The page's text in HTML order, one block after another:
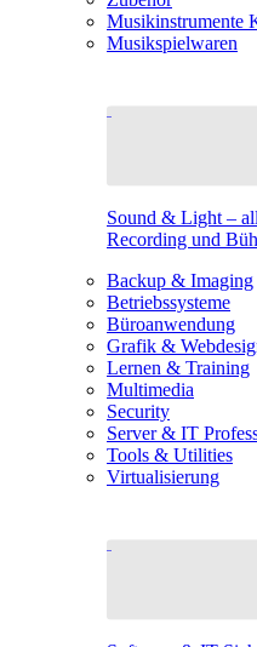
Musikinstrumente
Musikspielwaren
Sound & Light –
Recording und
Backup & Imaging
Betriebssysteme
Büroanwendung
Grafik &
Lernen & Training
Multimedia
Security
Server & IT
Tools & Utilities
Virtualisierung